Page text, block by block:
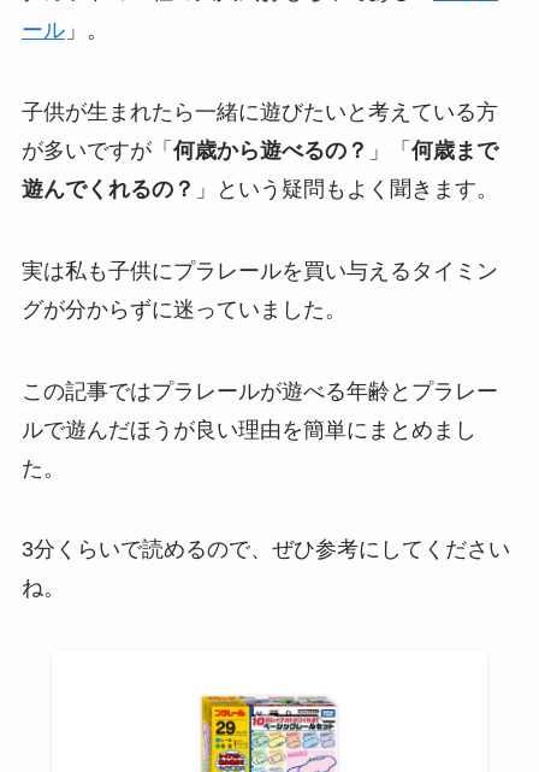
ール」。
子供が生まれたら一緒に遊びたいと考えている方
が多いですが「 何歳から遊べるの？ 」「 何歳まで
遊んでくれるの？ 」という疑問もよく聞きます。
実は私も子供にプラレールを買い与えるタイミン
グが分からずに迷っていました。
この記事ではプラレールが遊べる年齢とプラレー
ルで遊んだほうが良い理由を簡単にまとめまし
た。
3分くらいで読めるので、ぜひ参考にしてください
ね。